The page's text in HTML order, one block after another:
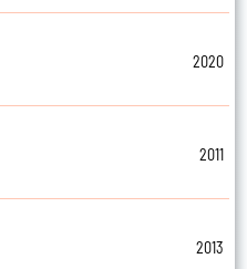
2020
2011
2013